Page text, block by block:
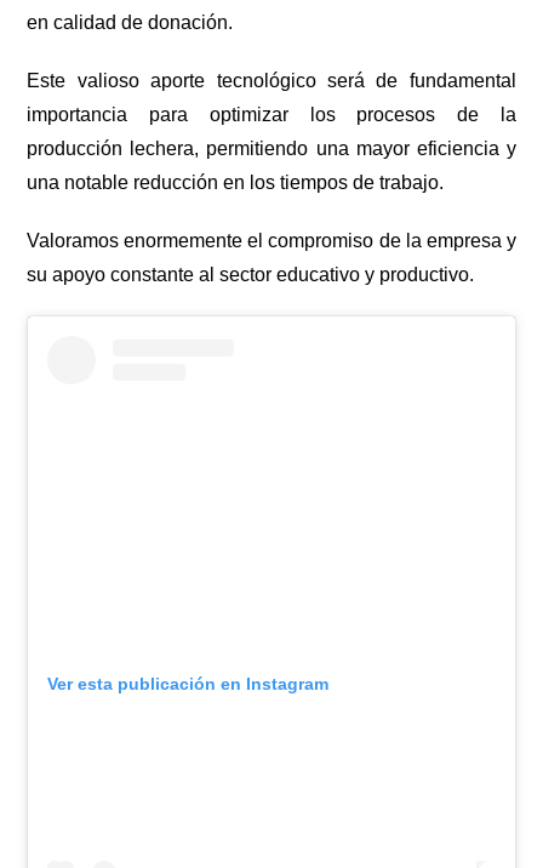
en calidad de donación.
Este valioso aporte tecnológico será de fundamental
importancia para optimizar los procesos de la
producción lechera, permitiendo una mayor eficiencia y
una notable reducción en los tiempos de trabajo.
Valoramos enormemente el compromiso de la empresa y
su apoyo constante al sector educativo y productivo.
Ver esta publicación en Instagram